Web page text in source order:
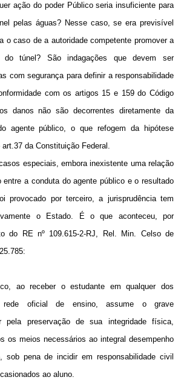
ação do poder Público seria insuficiente para
pelas águas? Nesse caso, se era previsível
o caso de a autoridade competente promover a
do túnel? São indagações que devem ser
com segurança para definir a responsabilidade
com os artigos 15 e 159 do Código
danos não são decorrentes diretamente da
agente público, o que refogem da hipótese
da Constituição Federal.
especiais, embora inexistente uma relação
a conduta do agente público e o resultado
provocado por terceiro, a jurisprudência tem
o Estado. É o que aconteceu, por
do RE nº 109.615-2-RJ, Rel. Min. Celso de
ao receber o estudante em qualquer dos
rede oficial de ensino, assume o grave
pela preservação de sua integridade física,
os meios necessários ao integral desempenho
sob pena de incidir em responsabilidade civil
ao aluno.